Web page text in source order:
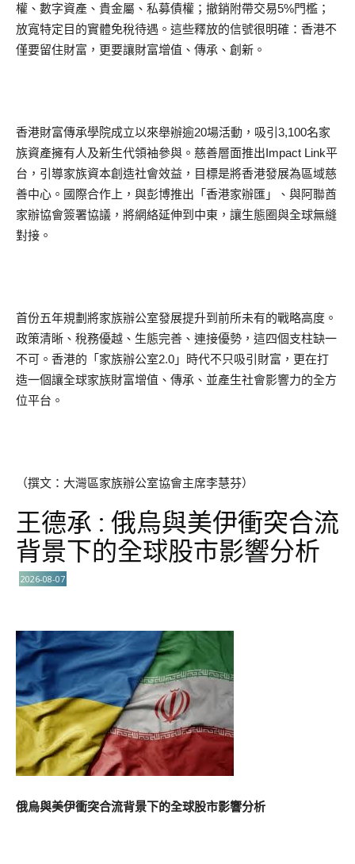
權、數字資產、貴金屬、私募債權；撤銷附帶交易5%門檻；
放寬特定目的實體免稅待遇。這些釋放的信號很明確：香港不
僅要留住財富，更要讓財富增值、傳承、創新。
香港財富傳承學院成立以來舉辦逾20場活動，吸引3,100名家
族資產擁有人及新生代領袖參與。慈善層面推出Impact Link平
台，引導家族資本創造社會效益，目標是將香港發展為區域慈
善中心。國際合作上，與彭博推出「香港家辦匯」、與阿聯酋
家辦協會簽署協議，將網絡延伸到中東，讓生態圈與全球無縫
對接。
首份五年規劃將家族辦公室發展提升到前所未有的戰略高度。
政策清晰、稅務優越、生態完善、連接優勢，這四個支柱缺一
不可。香港的「家族辦公室2.0」時代不只吸引財富，更在打
造一個讓全球家族財富增值、傳承、並產生社會影響力的全方
位平台。
（撰文：大灣區家族辦公室協會主席李慧芬）
王德承 : 俄烏與美伊衝突合流
背景下的全球股市影響分析
2026-08-07
俄烏與美伊衝突合流背景下的全球股市影響分析